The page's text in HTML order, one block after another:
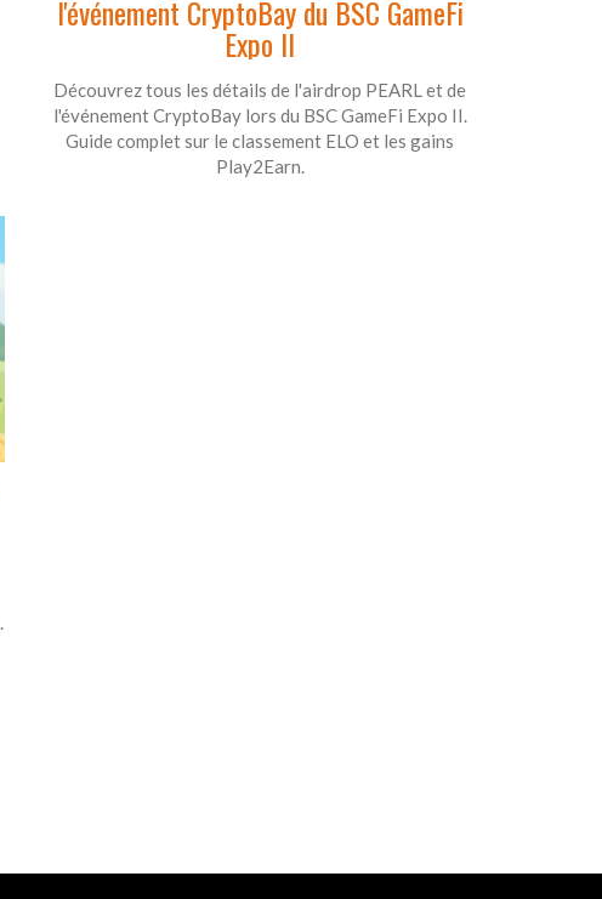
l'événement CryptoBay du BSC GameFi
Expo II
Découvrez tous les détails de l'airdrop PEARL et de
l'événement CryptoBay lors du BSC GameFi Expo II.
Guide complet sur le classement ELO et les gains
Play2Earn.